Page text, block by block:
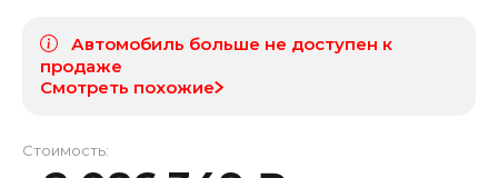
Автомобиль больше не доступен к
продаже
Смотреть похожие
Стоимость: